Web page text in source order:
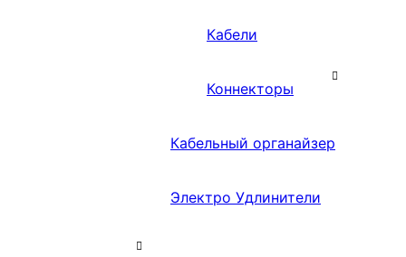
Кабели
Коннекторы
Кабельный органайзер
Электро Удлинители